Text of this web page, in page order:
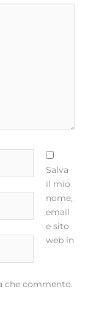
Salva
il mio
nome,
email
e sito
web in
che commento.